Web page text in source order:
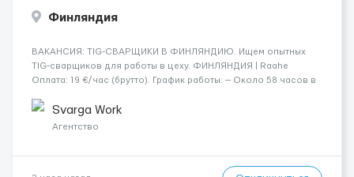
Финляндия
​​ВАКАНСИЯ: TIG-СВАРЩИКИ В ФИНЛЯНДИЮ. Ищем опытных
TIG-сварщиков для работы в цеху. ФИНЛЯНДИЯ | Raahe
Оплата: 19 €/час (брутто). График работы: — Около 58 часов в
переработки. Дата начала: — Как можно скорее....
Svarga Work
Агентство